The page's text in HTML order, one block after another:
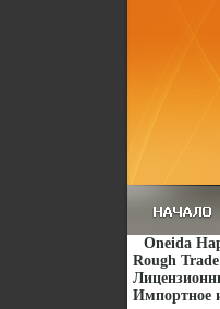
Oneida
Rough
Импортное